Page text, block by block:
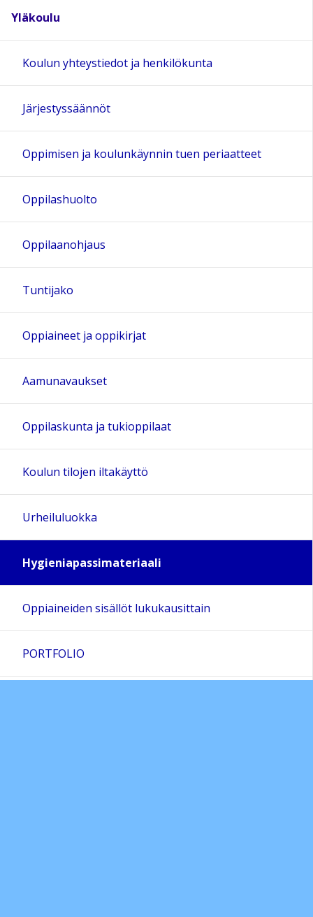
Yläkoulu
Koulun yhteystiedot ja henkilökunta
Järjestyssäännöt
Oppimisen ja koulunkäynnin tuen periaatteet
Oppilashuolto
Oppilaanohjaus
Tuntijako
Oppiaineet ja oppikirjat
Aamunavaukset
Oppilaskunta ja tukioppilaat
Koulun tilojen iltakäyttö
Urheiluluokka
Hygieniapassimateriaali
Oppiaineiden sisällöt lukukausittain
PORTFOLIO